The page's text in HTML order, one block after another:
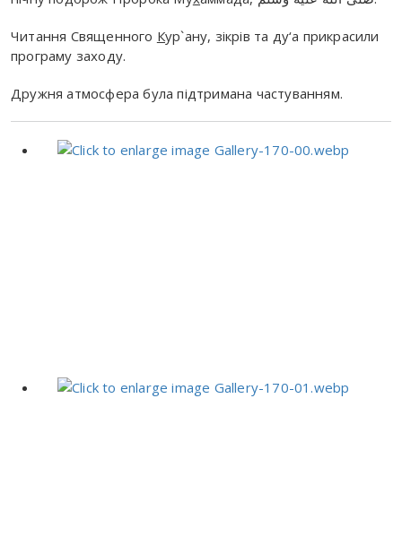
Читання Священного Кур`ану, зікрів та ду‘а прикрасили
програму заходу.
Дружня атмосфера була підтримана частуванням.